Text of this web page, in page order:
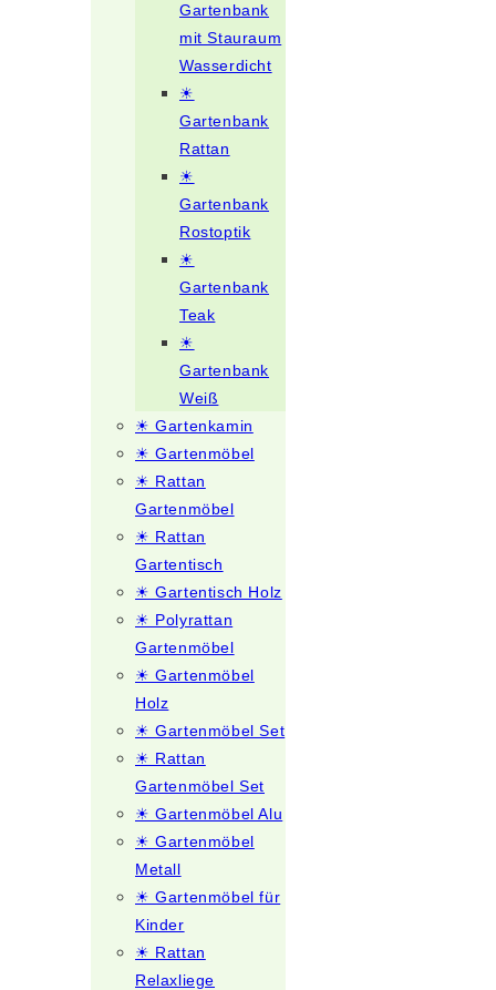
Gartenbank
mit Stauraum
Wasserdicht
☀
Gartenbank
Rattan
☀
Gartenbank
Rostoptik
☀
Gartenbank
Teak
☀
Gartenbank
Weiß
☀ Gartenkamin
☀ Gartenmöbel
☀ Rattan
Gartenmöbel
☀ Rattan
Gartentisch
☀ Gartentisch Holz
☀ Polyrattan
Gartenmöbel
☀ Gartenmöbel
Holz
☀ Gartenmöbel Set
☀ Rattan
Gartenmöbel Set
☀ Gartenmöbel Alu
☀ Gartenmöbel
Metall
☀ Gartenmöbel für
Kinder
☀ Rattan
Relaxliege